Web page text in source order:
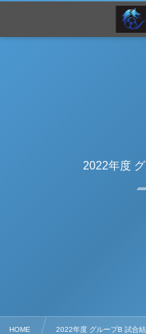
2022年度
HOME 2022年度 グループB 試合